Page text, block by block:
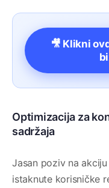
🎥 Klikni
Optimizacija za
sadržaja
Jasan poziv na
istaknute korisničke